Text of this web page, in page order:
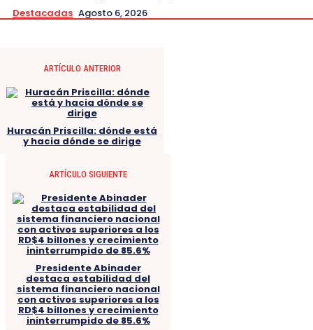
Destacadas Agosto 6, 2026
ARTÍCULO ANTERIOR
Huracán Priscilla: dónde está
y hacia dónde se dirige
ARTÍCULO SIGUIENTE
Presidente Abinader
destaca estabilidad del
sistema financiero nacional
con activos superiores a los
RD$4 billones y crecimiento
ininterrumpido de 85.6%